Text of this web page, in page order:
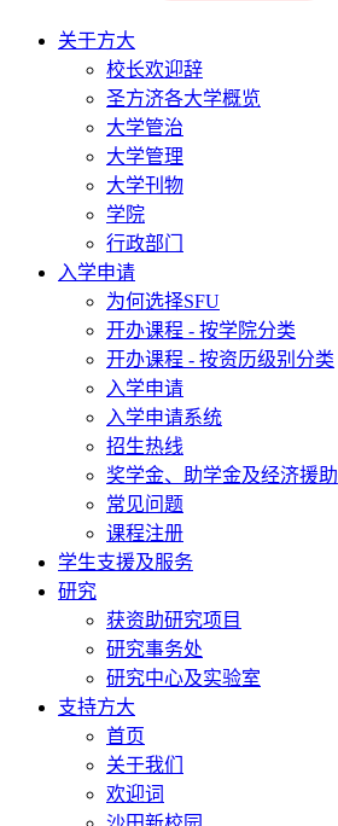
关于方大
校长欢迎辞
圣方济各大学概览
大学管治
大学管理
大学刊物
学院
行政部门
入学申请
为何选择SFU
开办课程 - 按学院分类
开办课程 - 按资历级别分类
入学申请
入学申请系统
招生热线
奖学金、助学金及经济援助
常见问题
课程注册
学生支援及服务
研究
获资助研究项目
研究事务处
研究中心及实验室
支持方大
首页
关于我们
欢迎词